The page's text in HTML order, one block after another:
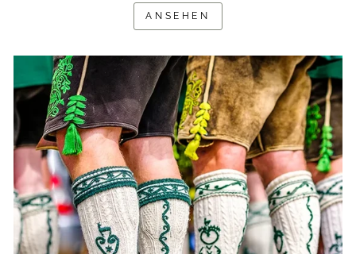
ANSEHEN